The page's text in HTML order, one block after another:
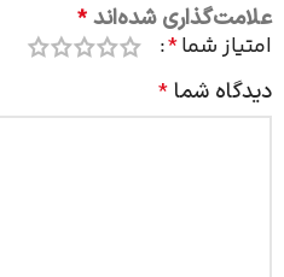
علامت‌گذاری شده‌اند *
امتیاز شما*
دیدگاه شما *